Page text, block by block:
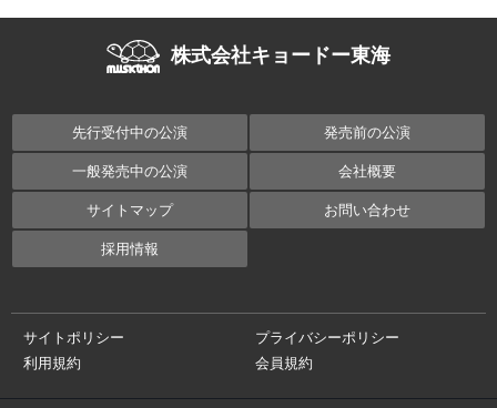
株式会社キョードー東海
先行受付中の公演 発売前の公演
一般発売中の公演 会社概要
サイトマップ お問い合わせ
採用情報
サイトポリシー
プライバシーポリシー
利用規約
会員規約